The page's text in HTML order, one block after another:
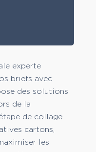
experte
briefs avec
des solutions
de la
de collage
cartons,
les